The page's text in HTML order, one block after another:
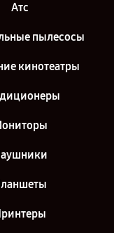
Атс
пылесосы
кинотеатры